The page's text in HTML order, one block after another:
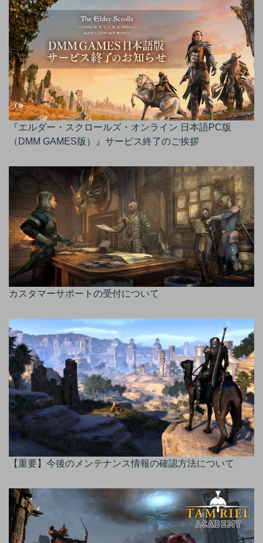
『エルダー・スクロールズ・オンライン 日本語PC版
（DMM GAMES版）』サービス終了のご挨拶
カスタマーサポートの受付について
【重要】今後のメンテナンス情報の確認方法について